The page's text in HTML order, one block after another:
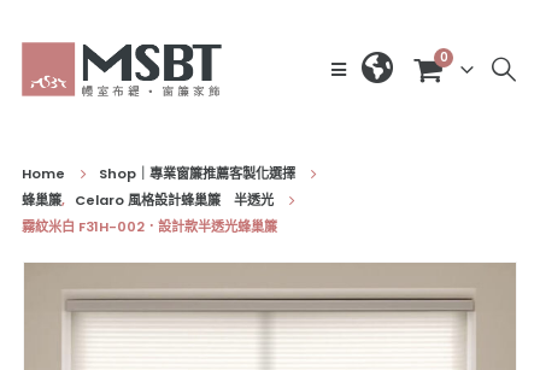
0
Home
Shop｜專業窗簾推薦客製化選擇
蜂巢簾, Celaro 風格設計蜂巢簾 半透光
霧紋米白 F31H-002．設計款半透光蜂巢簾